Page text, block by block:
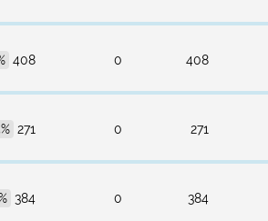
408 0 408
271 0 271
384 0 384